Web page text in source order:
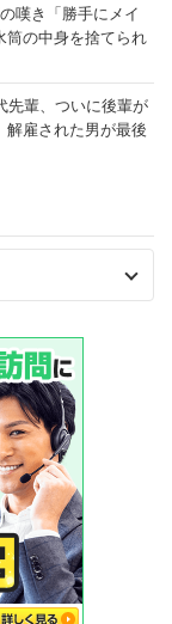
嘆き「勝手にメイ
筒の中身を捨てられ
先輩、ついに後輩が
雇された男が最後